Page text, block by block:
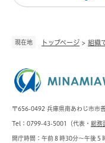
現在地 トップページ > 組織
〒656-0492 兵庫県南あわじ市市
Tel：0799-43-5001（代表・ 総務
開庁時間：午前８時30分～午後